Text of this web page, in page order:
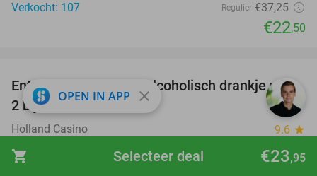
shopping_cart €23,95
Selecteer deal
Verkocht: 107
Regulier €37,25
€22,50
52%
Entree + hapje + non-alcoholisch drankje voor
2 bij Holland Casino
Holland Casino 9.6 star
Utrecht (+12 locaties)
OPEN IN APP close